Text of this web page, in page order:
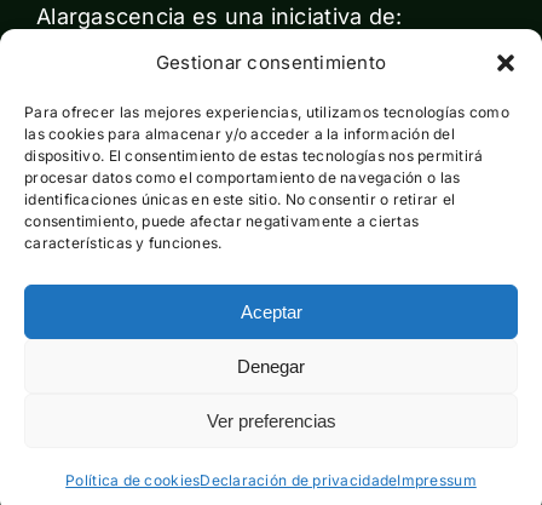
Gestionar consentimiento
Para ofrecer las mejores experiencias, utilizamos tecnologías como
las cookies para almacenar y/o acceder a la información del
dispositivo. El consentimiento de estas tecnologías nos permitirá
procesar datos como el comportamiento de navegación o las
identificaciones únicas en este sitio. No consentir o retirar el
consentimiento, puede afectar negativamente a ciertas
características y funciones.
Aceptar
Denegar
Ver preferencias
Política de cookiesDeclaración de privacidadeImpressum
Alargascencia es una iniciativa de:
Con el apoyo de:
Esta actividad ha sido financiada por el Ministerio para la